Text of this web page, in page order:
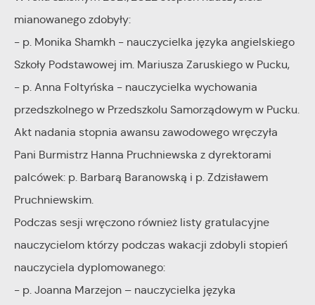
mianowanego zdobyły:
- p. Monika Shamkh - nauczycielka języka angielskiego
Szkoły Podstawowej im. Mariusza Zaruskiego w Pucku,
- p. Anna Foltyńska - nauczycielka wychowania
przedszkolnego w Przedszkolu Samorządowym w Pucku.
Akt nadania stopnia awansu zawodowego wręczyła
Pani Burmistrz Hanna Pruchniewska z dyrektorami
palcówek: p. Barbarą Baranowską i p. Zdzisławem
Pruchniewskim.
Podczas sesji wręczono również listy gratulacyjne
nauczycielom którzy podczas wakacji zdobyli stopień
nauczyciela dyplomowanego:
- p. Joanna Marzejon – nauczycielka języka
internetowych pod względem ich popularności wśród
użytkowników. Zgromadzone informacje są przetwarzane w
formie zanonimizowanej. Wyrażenie zgody na analityczne pliki
Dzięki reklamowym plikom cookies prezentujemy Ci
najciekawsze informacje i aktualności na stronach naszych
partnerów.
Promocyjne pliki cookies służą do prezentowania Ci naszych
komunikatów na podstawie analizy Twoich upodobań oraz
Twoich zwyczajów dotyczących przeglądanej witryny
stronach podmiotów trzecich lub firm będących naszymi
partnerami oraz innych dostawców usług. Firmy te działają w
charakterze pośredników prezentujących nasze treści w
postaci wiadomości, ofert, komunikatów mediów
społecznościowych.
Więcej